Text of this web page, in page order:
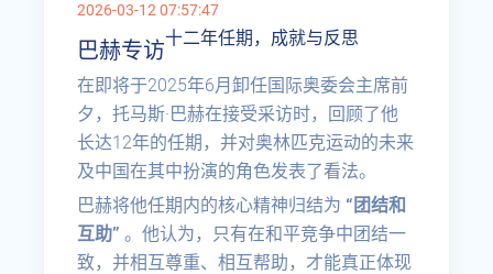
2026-03-12 07:57:47
巴赫专访
在即将于2025年6月卸任国际奥委会主席前
夕，托马斯·巴赫在接受采访时，回顾了他
长达12年的任期，并对奥林匹克运动的未来
及中国在其中扮演的角色发表了看法。
十二年任期，成就与反思
巴赫将他任期内的核心精神归结为 “团结和
互助” 。他认为，只有在和平竞争中团结一
致，并相互尊重、相互帮助，才能真正体现